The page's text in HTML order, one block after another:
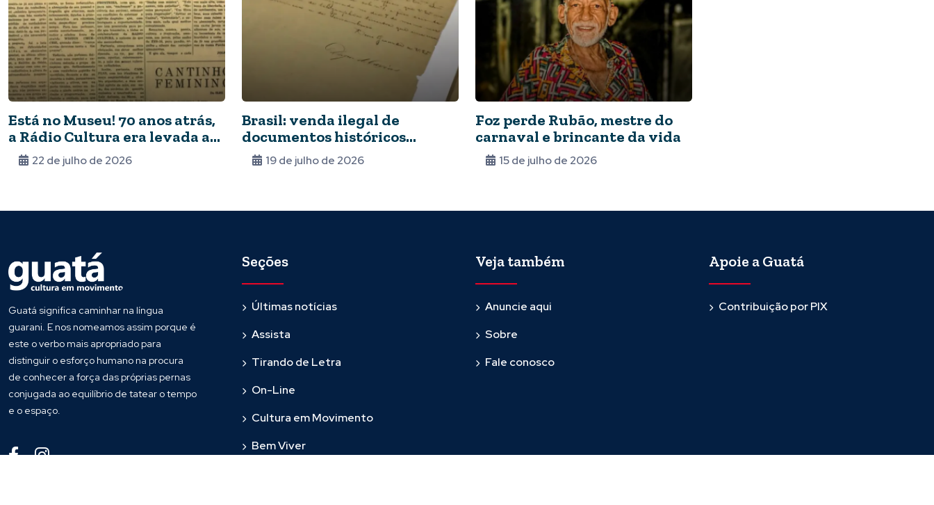
Está no Museu! 70 anos atrás,
a Rádio Cultura era levada ao
ar
22 de julho de 2026
Brasil: venda ilegal de
documentos históricos
preocupa Arquivo Nacional
19 de julho de 2026
Foz perde Rubão, mestre do
carnaval e brincante da vida
15 de julho de 2026
Guatá significa caminhar na língua
guarani. E nos nomeamos assim porque é
este o verbo mais apropriado para
distinguir o esforço humano na procura
de conhecer a força das próprias pernas
conjugada ao equilíbrio de tatear o tempo
e o espaço.
Seções
Últimas notícias
Assista
Tirando de Letra
On-Line
Cultura em Movimento
Bem Viver
Veja também
Anuncie aqui
Sobre
Fale conosco
Apoie a Guatá
Contribuição por PIX